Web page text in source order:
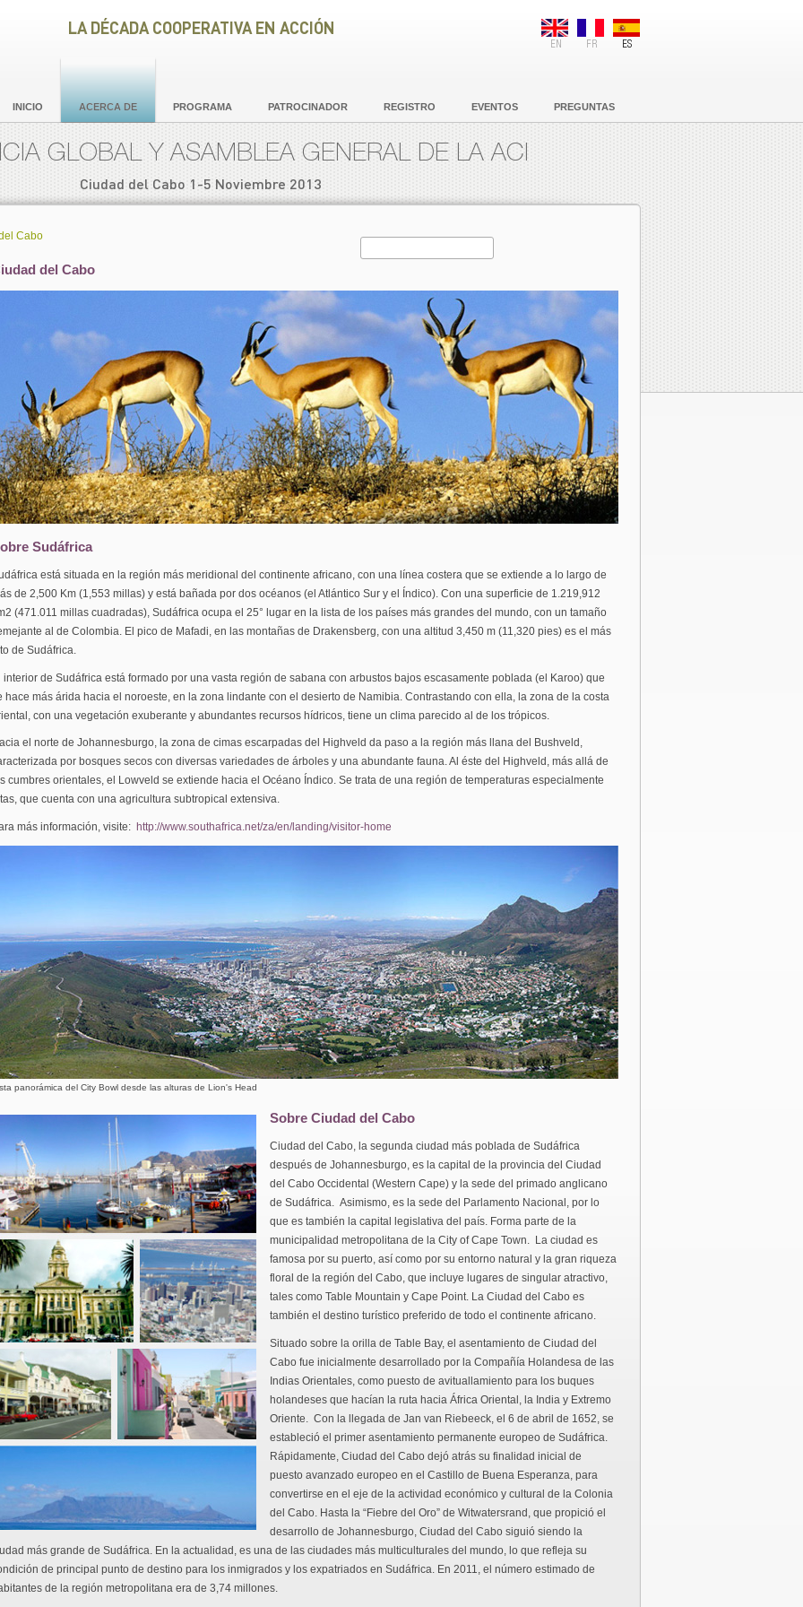
LA DÉCADA COOPERATIVA EN ACCIÓN
EN FR ES
INICIO ACERCA DE PROGRAMA PATROCINADOR REGISTRO EVENTOS PREGUNTAS
GLOBAL Y ASAMBLEA GENERAL DE LA ACI
Ciudad del Cabo 1-5 Noviembre 2013
Cabo
del Cabo
Sudáfrica
está situada en la región más meridional del continente africano, con una línea costera que se extiende a lo largo de
de 2,500 Km (1,553 millas) y está bañada por dos océanos (el Atlántico Sur y el Índico). Con una superficie de 1.219,912
(471.011 millas cuadradas), Sudáfrica ocupa el 25° lugar en la lista de los países más grandes del mundo, con un tamaño
al de Colombia. El pico de Mafadi, en las montañas de Drakensberg, con una altitud 3,450 m (11,320 pies) es el más
de Sudáfrica.
interior de Sudáfrica está formado por una vasta región de sabana con arbustos bajos escasamente poblada (el Karoo) que
hace más árida hacia el noroeste, en la zona lindante con el desierto de Namibia. Contrastando con ella, la zona de la costa
con una vegetación exuberante y abundantes recursos hídricos, tiene un clima parecido al de los trópicos.
el norte de Johannesburgo, la zona de cimas escarpadas del Highveld da paso a la región más llana del Bushveld,
por bosques secos con diversas variedades de árboles y una abundante fauna. Al éste del Highveld, más allá de
cumbres orientales, el Lowveld se extiende hacia el Océano Índico. Se trata de una región de temperaturas especialmente
que cuenta con una agricultura subtropical extensiva.
más información, visite: http://www.southafrica.net/za/en/landing/visitor-home
panorámica del City Bowl desde las alturas de Lion's Head
Sobre Ciudad del Cabo
Ciudad del Cabo, la segunda ciudad más poblada de Sudáfrica
después de Johannesburgo, es la capital de la provincia del Ciudad
del Cabo Occidental (Western Cape) y la sede del primado anglicano
de Sudáfrica. Asimismo, es la sede del Parlamento Nacional, por lo
que es también la capital legislativa del país. Forma parte de la
municipalidad metropolitana de la City of Cape Town. La ciudad es
famosa por su puerto, así como por su entorno natural y la gran riqueza
floral de la región del Cabo, que incluye lugares de singular atractivo,
tales como Table Mountain y Cape Point. La Ciudad del Cabo es
también el destino turístico preferido de todo el continente africano.
Situado sobre la orilla de Table Bay, el asentamiento de Ciudad del
Cabo fue inicialmente desarrollado por la Compañía Holandesa de las
Indias Orientales, como puesto de avituallamiento para los buques
holandeses que hacían la ruta hacia África Oriental, la India y Extremo
Oriente. Con la llegada de Jan van Riebeeck, el 6 de abril de 1652, se
estableció el primer asentamiento permanente europeo de Sudáfrica.
Rápidamente, Ciudad del Cabo dejó atrás su finalidad inicial de
puesto avanzado europeo en el Castillo de Buena Esperanza, para
convertirse en el eje de la actividad económico y cultural de la Colonia
del Cabo. Hasta la “Fiebre del Oro” de Witwatersrand, que propició el
desarrollo de Johannesburgo, Ciudad del Cabo siguió siendo la
más grande de Sudáfrica. En la actualidad, es una de las ciudades más multiculturales del mundo, lo que refleja su
de principal punto de destino para los inmigrados y los expatriados en Sudáfrica. En 2011, el número estimado de
de la región metropolitana era de 3,74 millones.